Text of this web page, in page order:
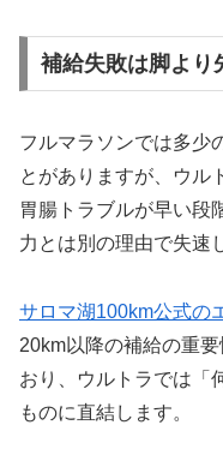
補給失敗は脚より
フルマラソンでは多少
とがありますが、ウル
胃腸トラブルが早い段
力とは別の理由で失速
サロマ湖100km公式の
20km以降の補給の重
おり、ウルトラでは「
ものに直結します。